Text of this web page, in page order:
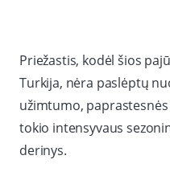
Priežastis, kodėl šios
Turkija, nėra paslėptų
užimtumo,
tokio intensyvaus
derinys.